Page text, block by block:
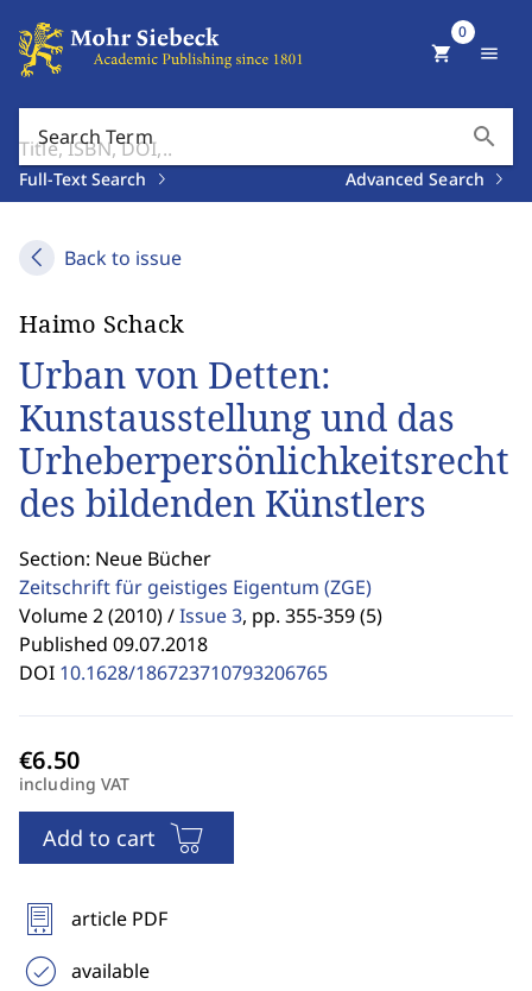
Search Term search
Full-Text Search Advanced Search
shopping_cart
0
menu
Back to issue
Haimo Schack
Urban von Detten:
Kunstausstellung und das
Urheberpersönlichkeitsrecht
des bildenden Künstlers
Section: Neue Bücher
Zeitschrift für geistiges Eigentum (ZGE)
Volume 2 (2010) /Issue 3, pp. 355-359 (5)
Published 09.07.2018
DOI 10.1628/186723710793206765
including VAT
Add to cart
article PDF
available